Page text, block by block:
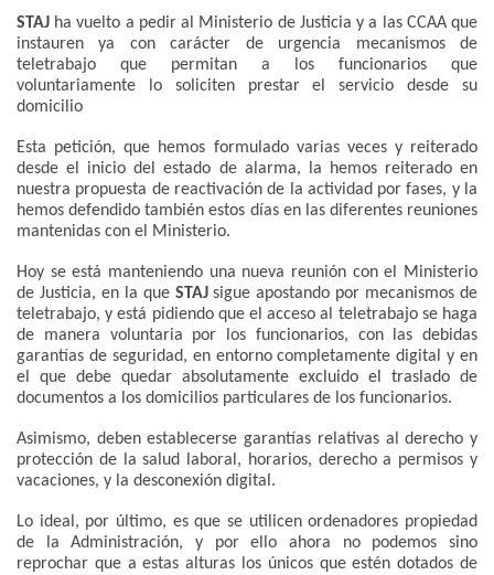
STAJ ha vuelto a pedir al Ministerio de Justicia y a las CCAA que
instauren ya con carácter de urgencia mecanismos de
teletrabajo que permitan a los funcionarios que
voluntariamente lo soliciten prestar el servicio desde su
domicilio
Esta petición, que hemos formulado varias veces y reiterado
desde el inicio del estado de alarma, la hemos reiterado en
nuestra propuesta de reactivación de la actividad por fases, y la
hemos defendido también estos días en las diferentes reuniones
mantenidas con el Ministerio.
Hoy se está manteniendo una nueva reunión con el Ministerio
de Justicia, en la que STAJsigue apostando por mecanismos de
teletrabajo, y está pidiendo que el acceso al teletrabajo se haga
de manera voluntaria por los funcionarios, con las debidas
garantías de seguridad, en entorno completamente digital y en
el que debe quedar absolutamente excluido el traslado de
documentos a los domicilios particulares de los funcionarios.
Asimismo, deben establecerse garantías relativas al derecho y
protección de la salud laboral, horarios, derecho a permisos y
vacaciones, y la desconexión digital.
Lo ideal, por último, es que se utilicen ordenadores propiedad
de la Administración, y por ello ahora no podemos sino
reprochar que a estas alturas los únicos que estén dotados de